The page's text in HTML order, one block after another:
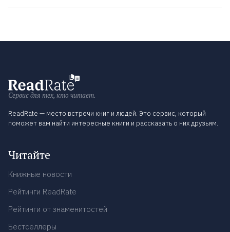
Сервис для тех, кто читает.
ReadRate — место встречи книг и людей. Это сервис, который
поможет вам найти интересные книги и рассказать о них друзьям.
Читайте
Книжные новости
Рейтинги ReadRate
Рейтинги от знаменитостей
Бестселлеры